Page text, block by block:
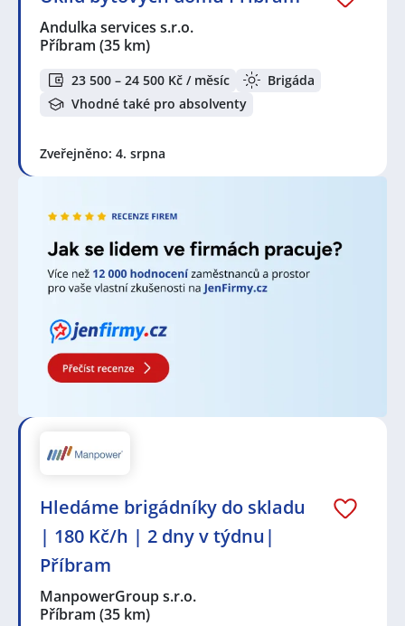
Andulka services s.r.o.
Příbram (35 km)
23 500 – 24 500 Kč / měsíc
Brigáda
Vhodné také pro absolventy
Zveřejněno: 4. srpna
Hledáme brigádníky do skladu
| 180 Kč/h | 2 dny v týdnu|
Příbram
ManpowerGroup s.r.o.
Příbram (35 km)